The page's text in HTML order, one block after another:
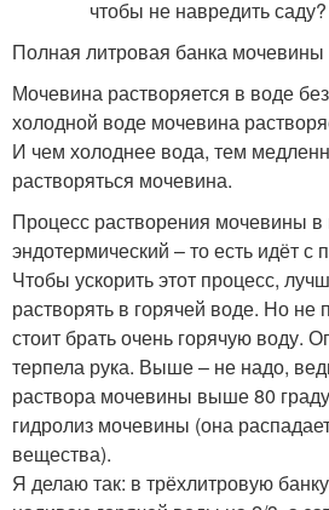
Полная литровая банка мочевины
Мочевина растворяется в воде
холодной воде мочевина
И чем холоднее вода, тем
растворяться мочевина.
Процесс растворения мочевины в
эндотермический – то есть идёт
Чтобы ускорить этот процесс,
растворять в горячей воде. Но
стоит брать очень горячую воду.
терпела рука. Выше – не надо,
раствора мочевины выше 80
гидролиз мочевины (она
вещества).
Я делаю так: в трёхлитровую